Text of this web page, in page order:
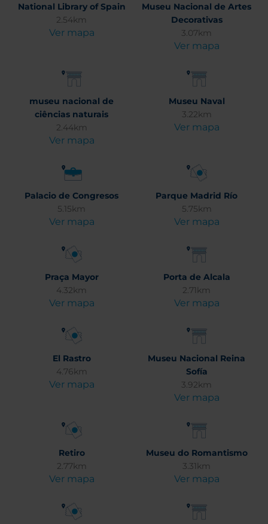
National Library of Spain
2.54km
Ver mapa
Museu Nacional de Artes
Decorativas
3.07km
Ver mapa
museu nacional de
ciências naturais
2.44km
Ver mapa
Museu Naval
3.22km
Ver mapa
Palacio de Congresos
5.15km
Ver mapa
Parque Madrid Río
5.75km
Ver mapa
Praça Mayor
4.32km
Ver mapa
Porta de Alcala
2.71km
Ver mapa
El Rastro
4.76km
Ver mapa
Museu Nacional Reina
Sofía
3.92km
Ver mapa
Retiro
2.77km
Ver mapa
Museu do Romantismo
3.31km
Ver mapa